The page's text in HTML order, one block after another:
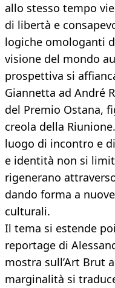
allo stesso tempo
di libertà e
logiche omologanti
visione del mondo
prospettiva si
Giannetta ad André
del Premio Ostana,
creola della
luogo di incontro e
e identità non si
rigenerano
dando forma a
culturali.
Il tema si estende
reportage di
mostra sull’Art Brut
marginalità si